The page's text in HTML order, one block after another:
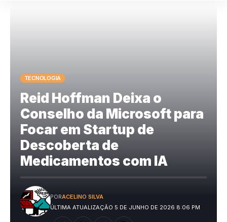
TECNOLOGIA
Reid Hoffman Deixa o
Conselho da Microsoft para
Focar em Startup de
Descoberta de
Medicamentos com IA
ÚLTIMA ATUALIZAÇÃO 5 DE JUNHO DE 2026 8:06 PM
PORACELINO SILVA